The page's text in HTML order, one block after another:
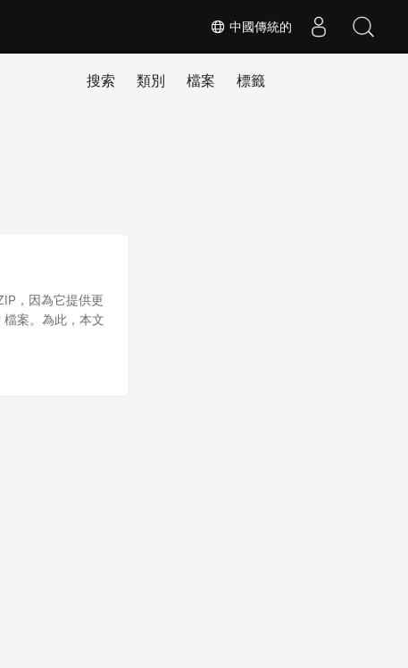
中國傳統的
搜索 類別 檔案 標籤
，因為它提供更
案。為此，本文